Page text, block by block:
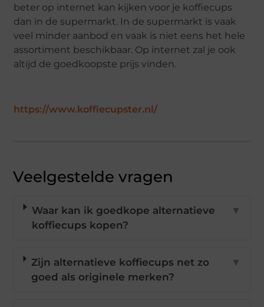
beter op internet kan kijken voor je koffiecups
dan in de supermarkt. In de supermarkt is vaak
veel minder aanbod en vaak is niet eens het hele
assortiment beschikbaar. Op internet zal je ook
altijd de goedkoopste prijs vinden.
https://www.koffiecupster.nl/
Veelgestelde vragen
Waar kan ik goedkope alternatieve
koffiecups kopen?
▼
Zijn alternatieve koffiecups net zo
goed als originele merken?
▼